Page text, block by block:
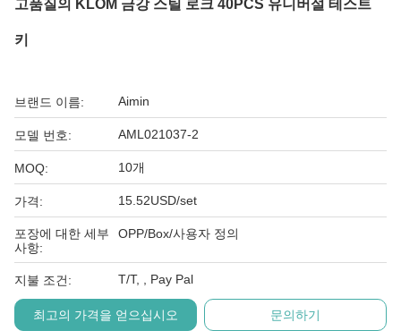
고품질의 KLOM 금강 스틸 로크 40PCS 유니버설 테스트
키
브랜드 이름: Aimin
모델 번호: AML021037-2
MOQ: 10개
가격: 15.52USD/set
포장에 대한 세부
사항:
OPP/Box/사용자 정의
지불 조건: T/T, , Pay Pal
최고의 가격을 얻으십시오 문의하기